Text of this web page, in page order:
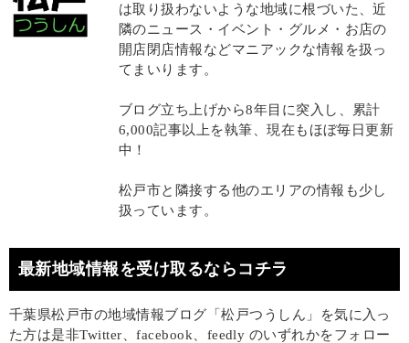
は取り扱わないような地域に根づいた、近
隣のニュース・イベント・グルメ・お店の
開店閉店情報などマニアックな情報を扱っ
てまいります。
ブログ立ち上げから8年目に突入し、累計
6,000記事以上を執筆、現在もほぼ毎日更新
中！
松戸市と隣接する他のエリアの情報も少し
扱っています。
最新地域情報を受け取るならコチラ
千葉県松戸市の地域情報ブログ「松戸つうしん」を気に入っ
た方は是非Twitter、facebook、feedly のいずれかをフォロー